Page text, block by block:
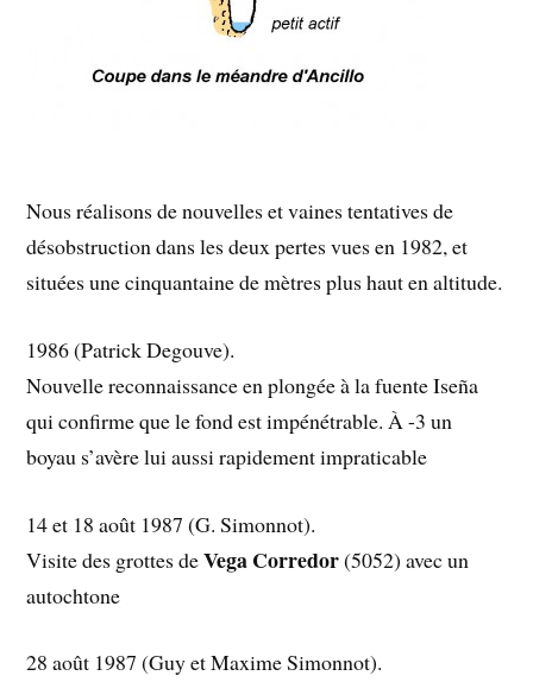
Nous réalisons de nouvelles et vaines tentatives de
désobstruction dans les deux pertes vues en 1982, et
situées une cinquantaine de mètres plus haut en altitude.
1986 (Patrick Degouve).
Nouvelle reconnaissance en plongée à la fuente Iseña
qui confirme que le fond est impénétrable. À -3 un
boyau s’avère lui aussi rapidement impraticable
14 et 18 août 1987 (G. Simonnot).
Visite des grottes deVega Corredor(5052) avec un
autochtone
28 août 1987 (Guy et Maxime Simonnot).